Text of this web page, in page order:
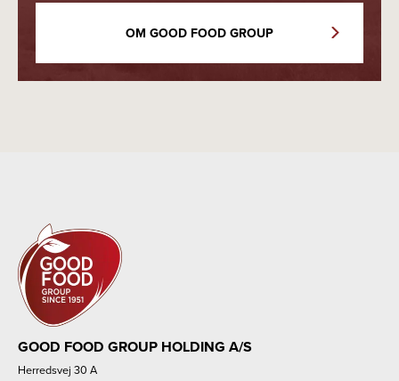
OM GOOD FOOD GROUP
GOOD FOOD GROUP HOLDING A/S
Herredsvej 30 A